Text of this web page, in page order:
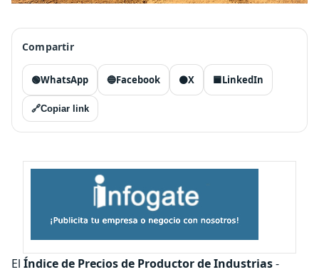
Compartir
🟢WhatsApp 🔵Facebook ⚫X 🟦LinkedIn
🔗Copiar link
El Índice de Precios de Productor de Industrias-